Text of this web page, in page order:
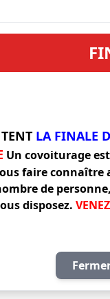
LA FINALE
Un covoiturage
faire connaître
de
disposez.